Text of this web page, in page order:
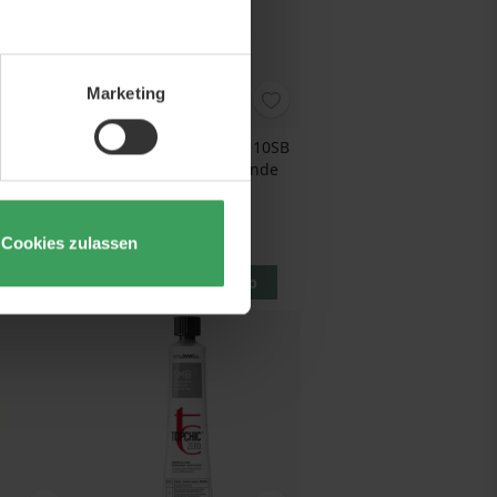
Marketing
Cookies zulassen
9V Very
Goldwell Topchic Zero 10SB
Extra Light Silver Blonde
60 ML
In den Warenkorb